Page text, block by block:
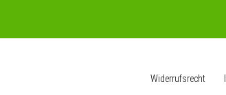
Widerrufs­recht